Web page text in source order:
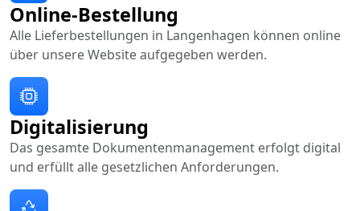
Online-Bestellung
Alle Lieferbestellungen in Langenhagen können online
über unsere Website aufgegeben werden.
Digitalisierung
Das gesamte Dokumentenmanagement erfolgt digital
und erfüllt alle gesetzlichen Anforderungen.